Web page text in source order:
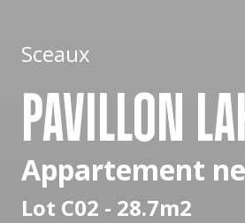
Sceaux
PAVILLON
Appartement
Lot C02 - 28.7m2